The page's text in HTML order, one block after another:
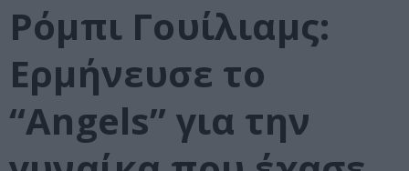
Ρόμπι Γουίλιαμς:
Ερμήνευσε το
“Angels” για την